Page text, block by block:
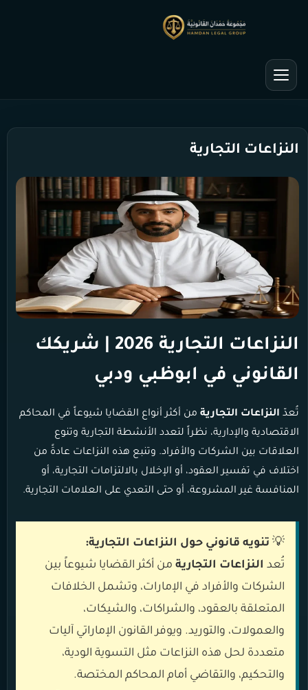
النزاعات التجارية
النزاعات التجارية 2026 | شريكك
القانوني في ابوظبي ودبي
تُعدّ النزاعات التجارية من أكثر أنواع القضايا شيوعاً في المحاكم
الاقتصادية والإدارية، نظراً لتعدد الأنشطة التجارية وتنوع
العلاقات بين الشركات والأفراد. وتنبع هذه النزاعات عادةً من
اختلاف في تفسير العقود، أو الإخلال بالالتزامات التجارية، أو
المنافسة غير المشروعة، أو حتى التعدي على العلامات التجارية.
💡 تنويه قانوني حول النزاعات التجارية:
تُعد النزاعات التجارية من أكثر القضايا شيوعاً بين
الشركات والأفراد في الإمارات، وتشمل الخلافات
المتعلقة بالعقود، والشراكات، والشيكات،
والعمولات، والتوريد. ويوفر القانون الإماراتي آليات
متعددة لحل هذه النزاعات مثل التسوية الودية،
والتحكيم، والتقاضي أمام المحاكم المختصة.